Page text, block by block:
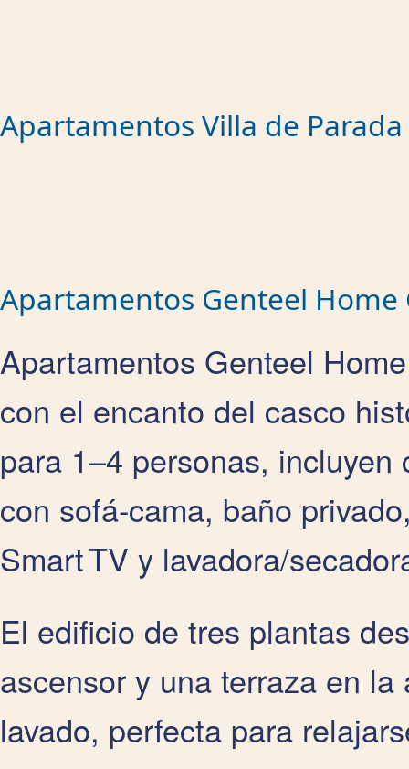
Apartamentos Villa de Parada
Apartamentos Genteel Home
Apartamentos Genteel
con el encanto del casco
para 1–4 personas,
con sofá‑cama, baño
Smart TV y lavadora/
El edificio de tres plantas
ascensor y una terraza en
lavado, perfecta para